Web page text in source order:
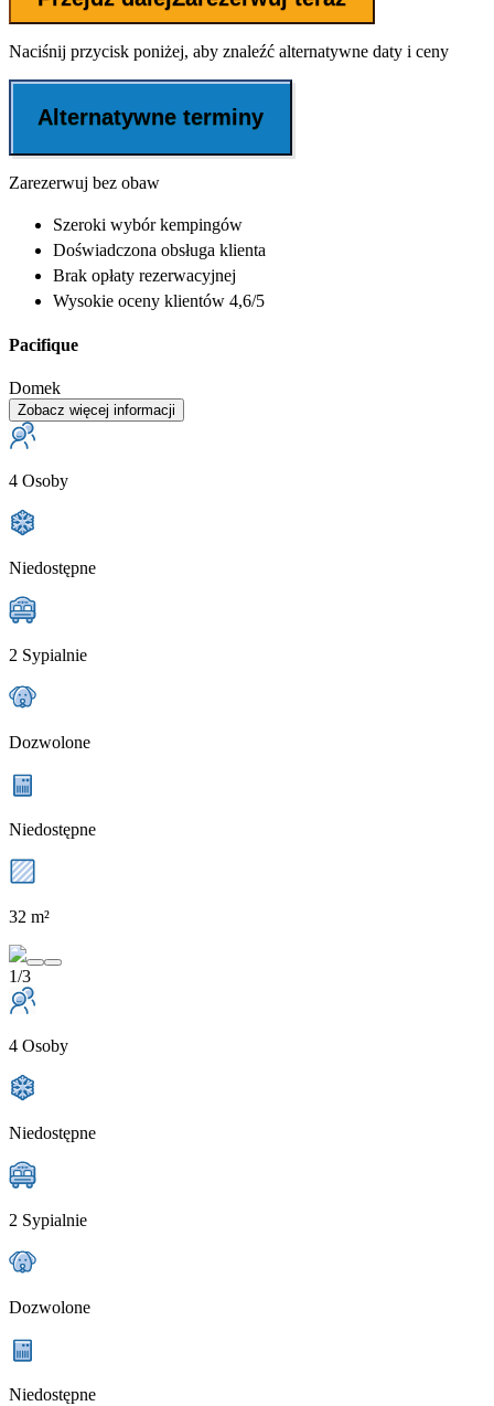
Naciśnij przycisk poniżej, aby znaleźć alternatywne daty i ceny
Alternatywne terminy
Zarezerwuj bez obaw
Szeroki wybórkempingów
Doświadczona obsługa klienta
Brak opłaty rezerwacyjnej
Wysokie oceny klientów 4,6/5
Pacifique
Domek
Zobacz więcej informacji
4 Osoby
Niedostępne
2 Sypialnie
Dozwolone
Niedostępne
32 m²
1/3
4 Osoby
Niedostępne
2 Sypialnie
Dozwolone
Niedostępne